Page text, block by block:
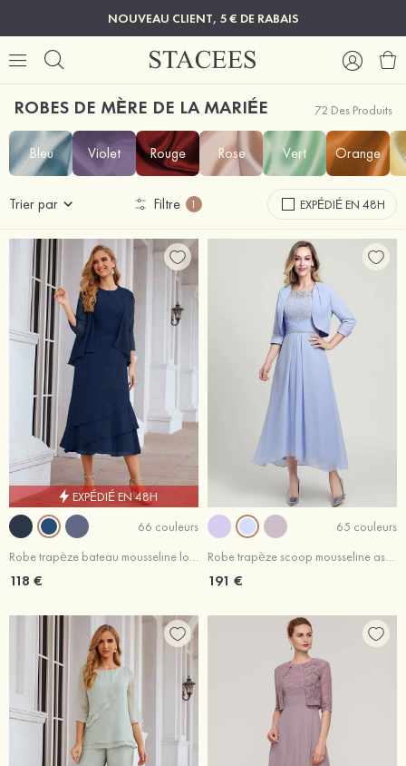
NOUVEAU CLIENT, 5 € DE RABAIS
ROBES DE MÈRE DE LA MARIÉE 72 Des Produits
Bleu Violet Rouge Rose Vert Orange
Trier par Filtre 1 EXPÉDIÉ EN 48H
EXPÉDIÉ EN 48H
66 couleurs
Robe trapèze bateau mousseline longueur mollet robe de mère de la mariée
118 €
65 couleurs
Robe trapèze scoop mousseline asymétrique robe de mère de la mariée avec perle dentelle plissé veste
191 €